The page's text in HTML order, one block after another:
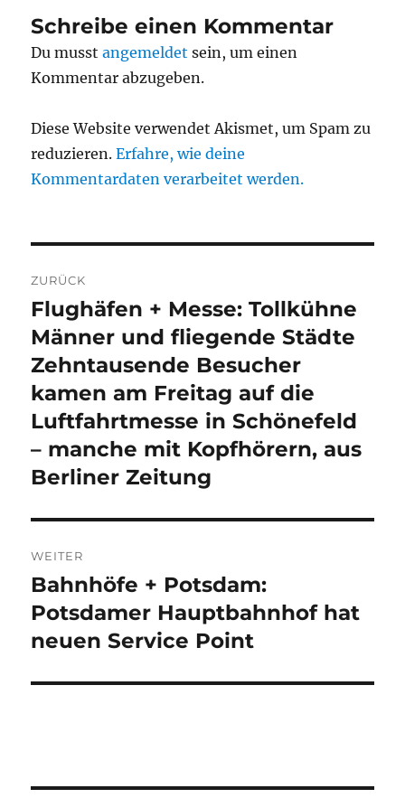
Schreibe einen Kommentar
Du musstangemeldet sein, um einen
Kommentar abzugeben.
Diese Website verwendet Akismet, um Spam zu
reduzieren.Erfahre, wie deine
Kommentardaten verarbeitet werden.
ZURÜCK
Vorheriger
Beitrag:
Flughäfen + Messe: Tollkühne
Männer und fliegende Städte
Zehntausende Besucher
kamen am Freitag auf die
Luftfahrtmesse in Schönefeld
– manche mit Kopfhörern, aus
Berliner Zeitung
WEITER
Nächster
Beitrag:
Bahnhöfe + Potsdam:
Potsdamer Hauptbahnhof hat
neuen Service Point